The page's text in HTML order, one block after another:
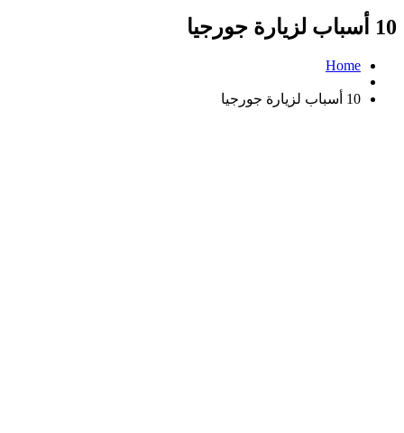
10 أسباب لزيارة جورجيا
Home
10 أسباب لزيارة جورجيا